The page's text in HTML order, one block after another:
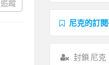
追蹤
尼克的訂
封鎖 尼克